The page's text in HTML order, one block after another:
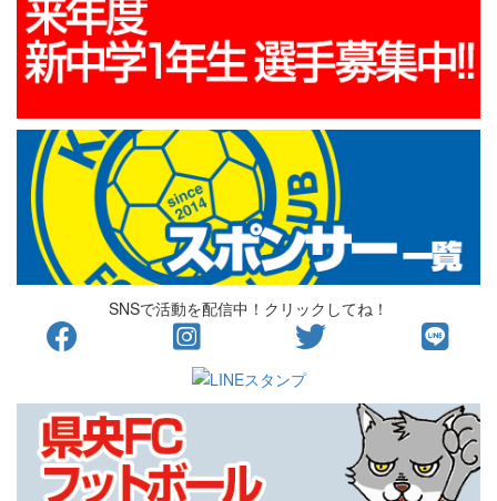
SNSで活動を配信中！クリックしてね！